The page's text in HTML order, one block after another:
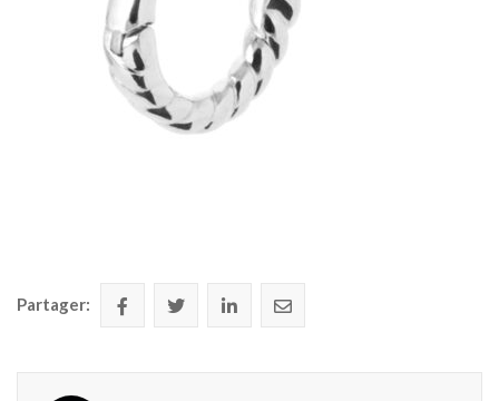
Partager:
MON COMPTE